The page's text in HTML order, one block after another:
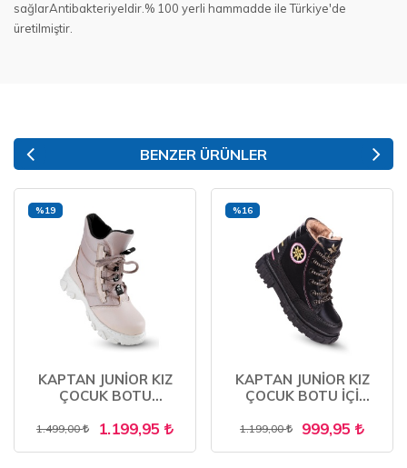
sağlarAntibakteriyeldir.% 100 yerli hammadde ile Türkiye'de
üretilmiştir.
BENZER ÜRÜNLER
KAPTAN JUNİOR KIZ
ÇOCUK BOTU
FENK 201
1.499,00 1.199,95
%19
KAPTAN JUNİOR KIZ
ÇOCUK BOTU İÇİ
1.199,00 999,95
%16